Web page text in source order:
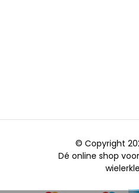
© Copyright
Dé online shop